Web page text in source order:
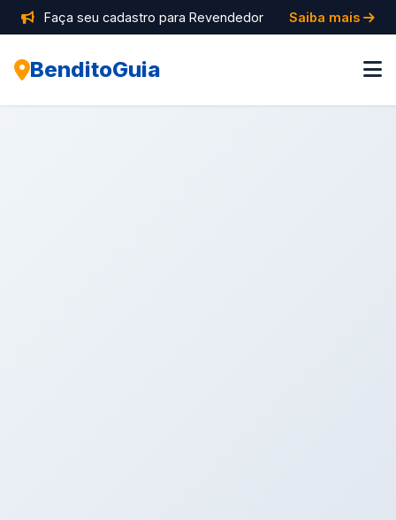
Faça seu cadastro para Revendedor Saiba mais
BenditoGuia